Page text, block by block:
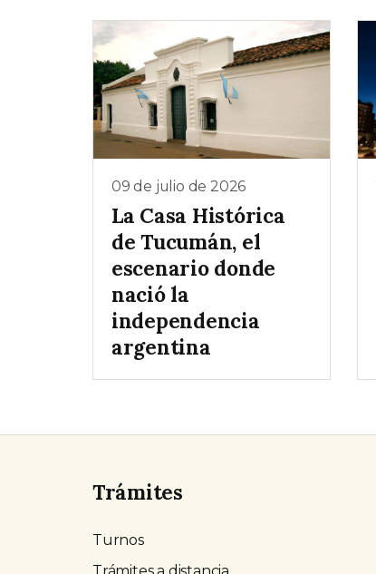
09 de julio de 2026
La Casa Histórica
de Tucumán, el
escenario donde
nació la
independencia
argentina
Trámites
Turnos